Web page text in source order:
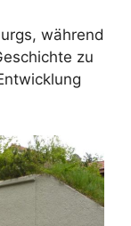
während
zu